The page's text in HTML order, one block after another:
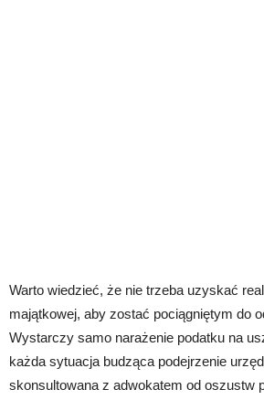
Warto wiedzieć, że nie trzeba uzyskać
majątkowej, aby zostać pociągniętym do
Wystarczy samo narażenie podatku na
każda sytuacja budząca podejrzenie
skonsultowana z adwokatem od oszustw